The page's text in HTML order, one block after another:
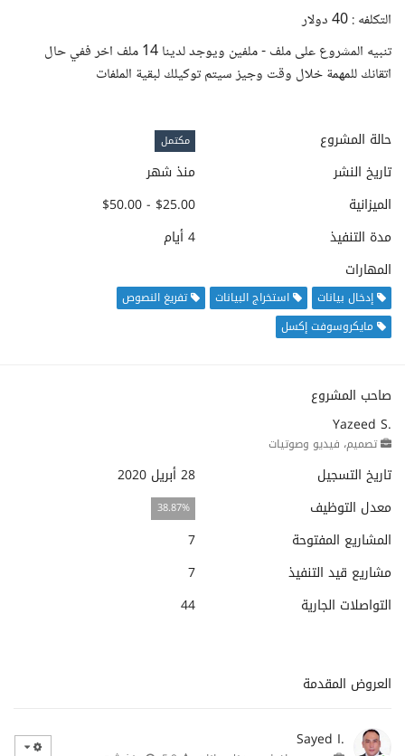
التكلفه : 40 دولار
تنبيه المشروع على ملف - ملفين ويوجد لدينا 14 ملف اخر ففي حال
اتقانك للمهمة خلال وقت وجيز سيتم توكيلك لبقية الملفات
حالة المشروع مكتمل
تاريخ النشر
منذ شهر
الميزانية
$25.00 - $50.00
مدة التنفيذ
4 أيام
المهارات
إدخال بيانات استخراج البيانات
تفريغ النصوص
مايكروسوفت إكسل
صاحب المشروع
Yazeed S.
تصميم، فيديو وصوتيات
تاريخ التسجيل
28 أبريل 2020
معدل التوظيف
38.87%
المشاريع المفتوحة
7
مشاريع قيد التنفيذ
7
التواصلات الجارية
44
العروض المقدمة
Sayed I.